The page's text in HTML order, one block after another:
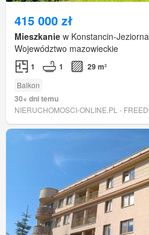
415 000 zł
Mieszkanie w Konstancin-
Województwo mazowieckie
1 1 29 m²
Balkon
30+ dni temu
NIERUCHOMOSCI-ONLINE.PL -